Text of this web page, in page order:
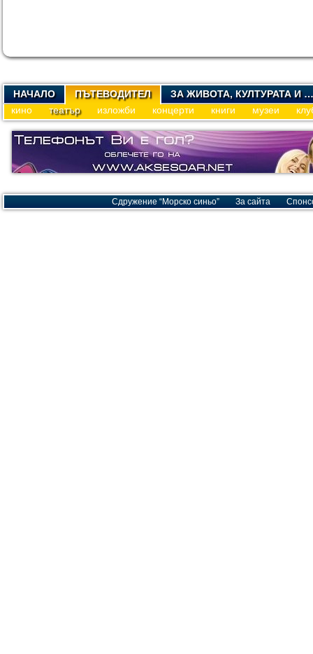
НАЧАЛО ПЪТЕВОДИТЕЛ
ЗА ЖИВОТА, КУЛТУРАТА И …
кино
театър изложби концерти книги музеи
Сдружение “Морско синьо” За сайта